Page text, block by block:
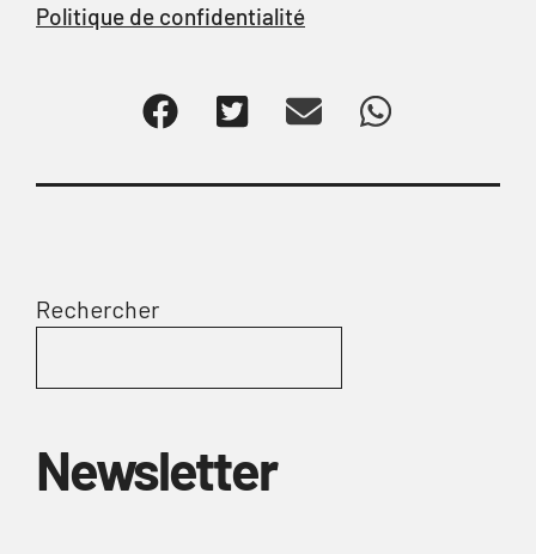
Politique de confidentialité
Rechercher
Newsletter